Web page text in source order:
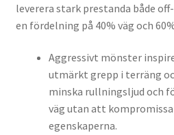
leverera stark prestanda både
en fördelning på 40% väg och
Aggressivt mönster
utmärkt grepp i terräng
minska rullningsljud och
väg utan att
egenskaperna.